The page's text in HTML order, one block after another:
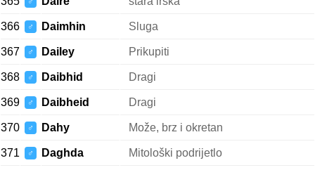
366 ♂ Daimhin Sluga
367 ♂ Dailey Prikupiti
368 ♂ Daibhid Dragi
369 ♂ Daibheid Dragi
370 ♂ Dahy Može, brz i okretan
371 ♂ Daghda Mitološki podrijetlo